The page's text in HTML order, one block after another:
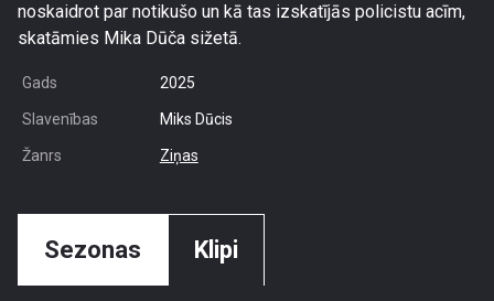
noskaidrot par notikušo un kā tas izskatījās policistu acīm,
skatāmies Mika Dūča sižetā.
Gads 2025
Slavenības Miks Dūcis
Žanrs Ziņas
Sezonas Klipi